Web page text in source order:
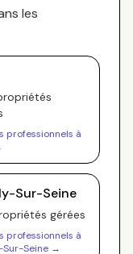
les
s
professionnels à
Sur-Seine
s gérées
professionnels à
Sur-Seine →